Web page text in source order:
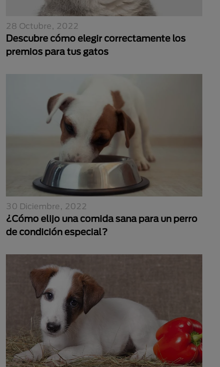
28 Octubre, 2022
Descubre cómo elegir correctamente los
premios para tus gatos
30 Diciembre, 2022
¿Cómo elijo una comida sana para un perro
de condición especial?